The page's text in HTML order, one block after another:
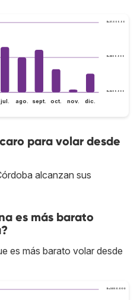
Bs.S600.000
Bs.S800.000
Bs.S1.000.000
jul. ago. sept. oct. nov. dic.
para volar desde
alcanzan sus
es más barato
es más barato volar desde
Bs.S850.000